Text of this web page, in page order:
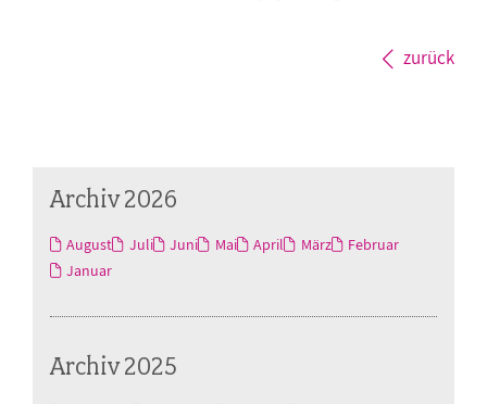
zurück
Archiv 2026
August Juli Juni Mai April März
Februar
Januar
Archiv 2025